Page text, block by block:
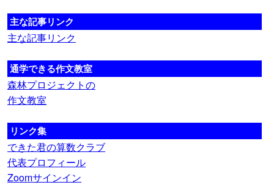
主な記事リンク
主な記事リンク
通学できる作文教室
森林プロジェクトの
作文教室
リンク集
できた君の算数クラブ
代表プロフィール
Zoomサインイン